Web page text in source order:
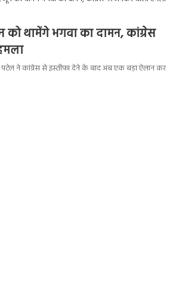
को थामेंगे भगवा का दामन, कांग्रेस
पटेल ने कांग्रेस से इस्तीफा देने के बाद अब एक बड़ा ऐलान कर